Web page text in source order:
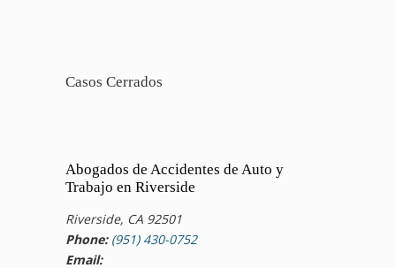
Casos Cerrados
Abogados de Accidentes de Auto y
Trabajo en Riverside
Riverside, CA 92501
Phone: (951) 430-0752
Email: